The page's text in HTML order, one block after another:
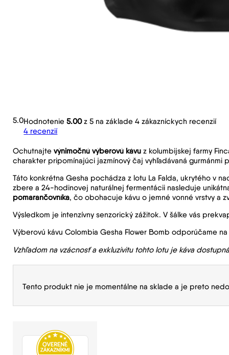
5.0Hodnotenie5.00z 5 na základe4 zákazníckych recenzií
4 recenzií
Ochutnajtevýnimočnú výberovú kávu z kolumbijskej farmy
charakter pripomínajúci jazmínový čaj vyhľadávaná gurmánmi
Táto konkrétna Gesha pochádza z lotu La Falda, ukrytého v
zbere a 24-hodinovej naturálnej fermentácii nasleduje
pomarančovníka, čo obohacuje kávu o jemné vonné vrstvy a
Výsledkom je intenzívny senzorický zážitok. V šálke vás
Výberovú kávu Colombia Gesha Flower Bomb odporúčame
Vzhľadom na vzácnosť a exkluzivitu tohto lotu je káva
Tento produkt nie je momentálne na sklade a je preto